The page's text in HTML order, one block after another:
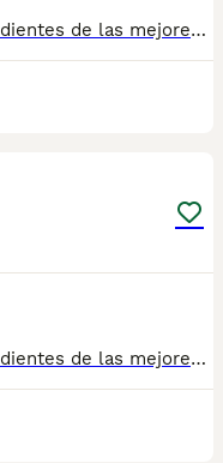
Espectaculares cachorritos descendientes de las mejores líneas de sangre. Las camadas están bajo supervisión veterinaria desde su nacimiento hasta que son entregadas a su nueva familia. Criados por un equipo de profesionales y mejores personas que, con años de experiencia a sus espaldas, cuidan a los animales por vocación, aplicando una cría ética y responsable para que cada cachorro se desarrolle con la mejor salud y con un buen temperamento. Todos los cachorritos se entregan con unos dos meses y medio de edad y sus vacunas correspondientes, desparasitados interna y externamente, con certificado de salud, y garantía tanto por enfermedad vírica como congénito genética. Posibilidad de entregar en toda España mediante transporte propio habilitado para perros y con chofer privado. Los precios pueden variar según las características y morfología de cada cachorro. Puedes contactar en el 696 09 34 48
Espectaculares cachorritos descendientes de las mejores líneas de sangre. Disponibles machos y hembras Las camadas están bajo supervisión veterinaria desde su nacimiento hasta que son entregadas a su nueva familia. Criados por un equipo de profesionales y mejores personas que, con años de experiencia a sus espaldas, cuidan a los animales por vocación, aplicando una cría ética y responsable para que cada cachorro se desarrolle con la mejor salud y con un buen temperamento. Todos los cachorritos se entregan con unos dos meses y medio de edad y sus vacunas correspondientes, desparasitados interna y externamente, con certificado de salud, y garantía tanto por enfermedad vírica como congénito genética. Posibilidad de entregar en toda España mediante transporte propio habilitado para perros y con chofer privado. Los precios pueden variar según las características y morfología de cada cachorro. Puedes contactar en el 696 09 34 48